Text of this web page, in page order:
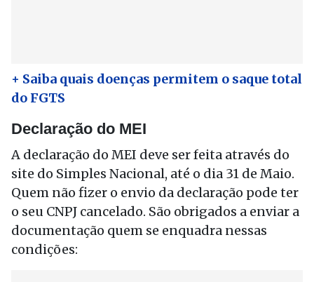
+ Saiba quais doenças permitem o saque total
do FGTS
Declaração do MEI
A declaração do MEI deve ser feita através do
site do Simples Nacional, até o dia 31 de Maio.
Quem não fizer o envio da declaração pode ter
o seu CNPJ cancelado. São obrigados a enviar a
documentação quem se enquadra nessas
condições: